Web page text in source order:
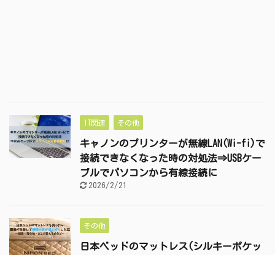
IT関連 その他
キャノンのプリンターが無線LAN(Wi-fi)で
接続できなくなった時の対処法⇒USBケー
ブルでパソコンから有線接続に
2026/2/21
その他
日本ベッドのマットレス(シルキーポケッ